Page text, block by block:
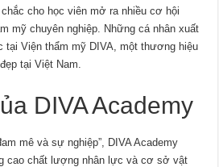
cho học viên mở ra nhiều cơ hội
mỹ chuyên nghiệp. Những cá nhân xuất
tại Viện thẩm mỹ DIVA, một thương hiệu
tại Việt Nam.
DIVA Academy
mê và sự nghiệp”, DIVA Academy
cao chất lượng nhân lực và cơ sở vật